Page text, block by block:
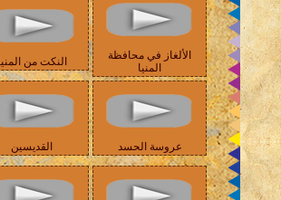
الألغاز في محافظة
المنيا
النكت من
عروسة الحسد القديسين